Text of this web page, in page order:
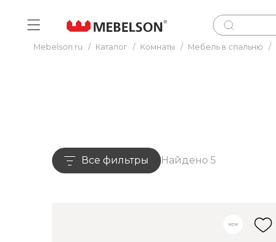
Mebelson.ru / Каталог / Комнаты / Мебель в спальню /
Все фильтры Найдено 5